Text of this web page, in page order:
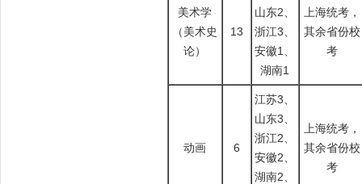
美术学
（美术史
论）
13
山东2、
浙江3、
安徽1、
湖南1
上海统考，
其余省份校
考
动画 6
江苏3、
山东3、
浙江2、
安徽2、
湖南2、
上海统考，
其余省份校
考